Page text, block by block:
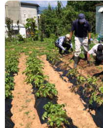
採用情報
ご要望相談窓口
お問い合わせ